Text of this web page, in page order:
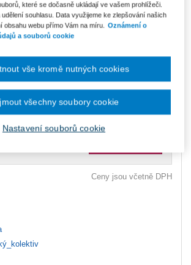
e-knih?
Ušetříte 1 123 Kč
DMOC 3 255 Kč
ke stažení
do 2 pracovních dnů
že v období od 1.8. do 21.8. z technických
vystavovat daňové doklady. Budou vám
Ceny jsou včetně DPH
které se dočasně ukládají ve vašem prohlížeči.
udělení souhlasu. Data využijeme ke zlepšování našich
obsahu webu přímo Vám na míru.
Oznámení o
a souborů cookie
Nastavení souborů cookie
vše kromě nutných cookies
všechny soubory cookie